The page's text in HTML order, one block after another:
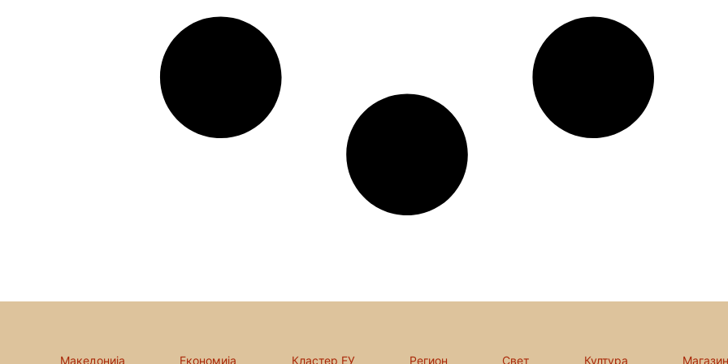
Македонија Економија Кластер ЕУ Регион Свет Култура Магазин